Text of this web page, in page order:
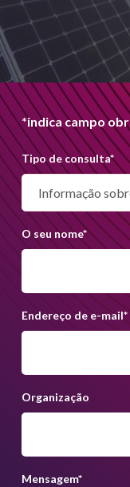
*indica campo
Tipo de consulta*
O seu nome*
Endereço de e-mail*
Organização
Mensagem*